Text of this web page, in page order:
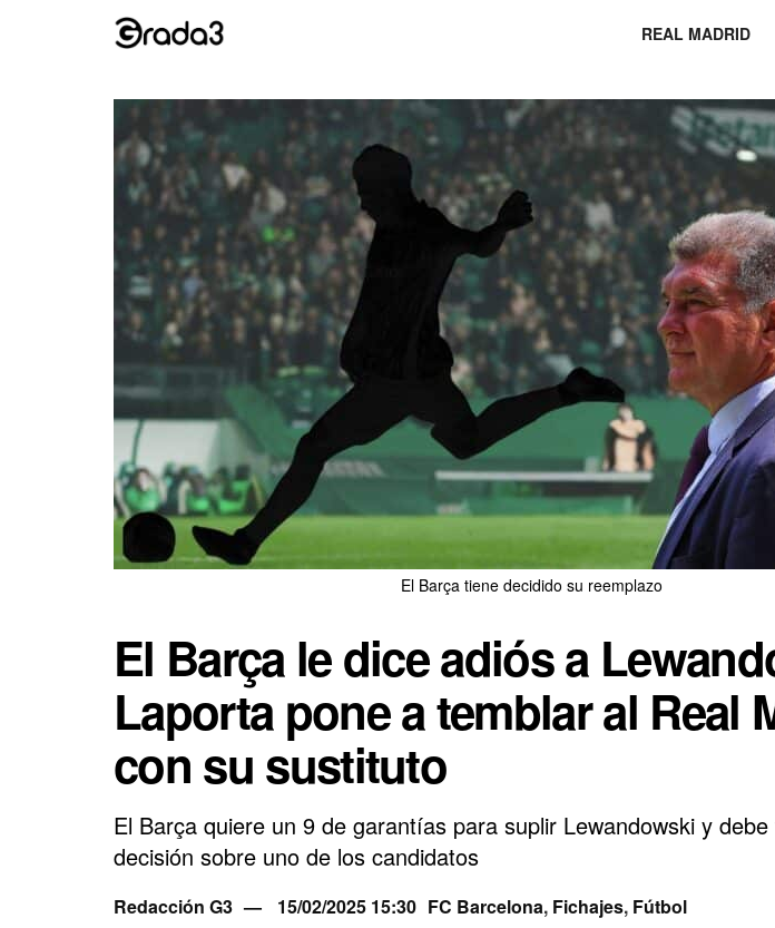
REAL MADRID
El Barça tiene decidido su reemplazo
El Barça le dice adiós a
Laporta pone a temblar al Real
con su sustituto
El Barça quiere un 9 de garantías para suplir Lewandowski y
decisión sobre uno de los candidatos
Redacción G3 15/02/2025 15:30 FC Barcelona, Fichajes, Fútbol